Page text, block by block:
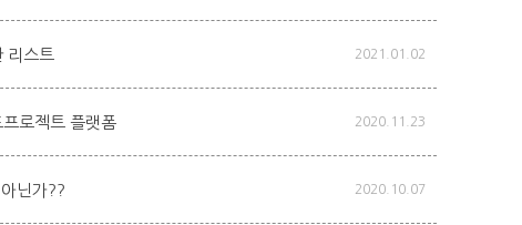
리스트 2021.01.02
로젝트 플랫폼 2020.11.23
닌가?? 2020.10.07